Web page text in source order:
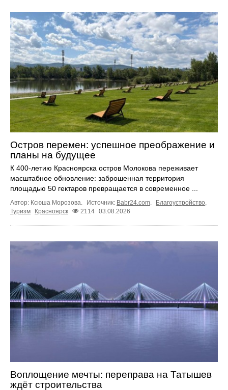
Остров перемен: успешное преображение и
планы на будущее
К 400-летию Красноярска остров Молокова переживает
масштабное обновление: заброшенная территория
площадью 50 гектаров превращается в современное ...
Автор: Ксюша Морозова. Источник: Babr24.com. Благоустройство,
Туризм
Красноярск 2114 03.08.2026
Воплощение мечты: переправа на Татышев
ждёт строительства